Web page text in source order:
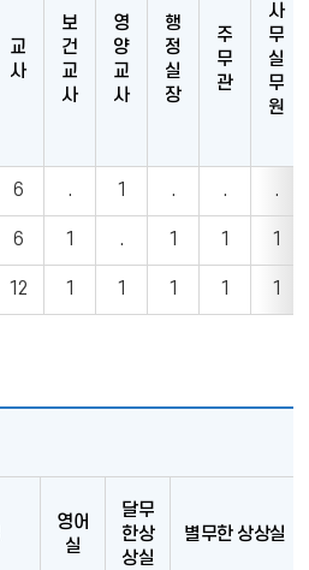
교
사
보
건
교
사
영
양
교
사
행
정
실
장
주
무
관
사
무
실
무
원
6 . 1 . . .
6 1 . 1 1 1
12 1 1 1 1 1
영어
실
달무
한상
상실
별무한 상상실